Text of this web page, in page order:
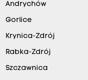
Andrychów
Gorlice
Krynica-Zdrój
Rabka-Zdrój
Szczawnica